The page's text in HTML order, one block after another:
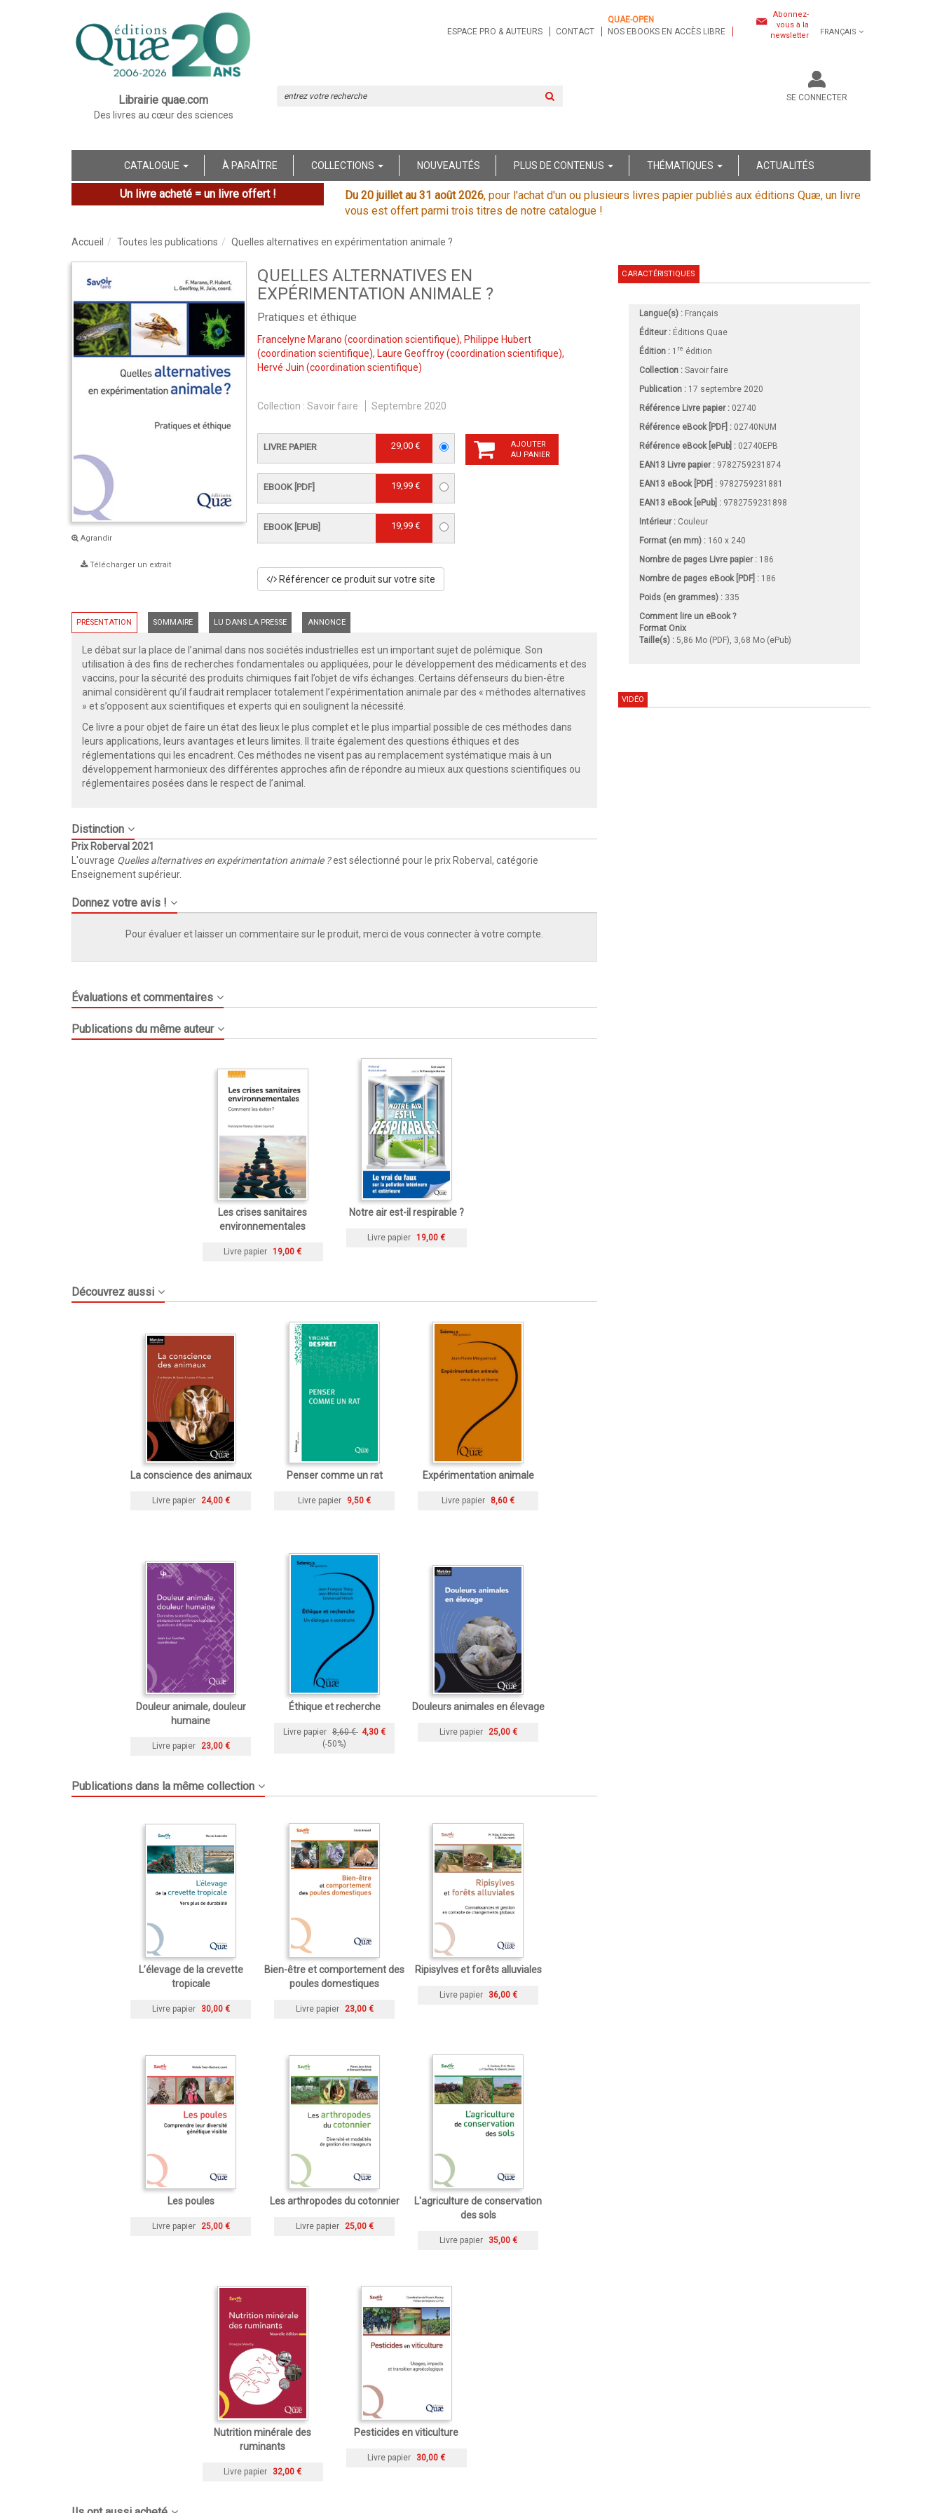
Librairie quae.com
Des livres au cœur des sciences
ESPACE PRO & AUTEURS CONTACT
QUAE-OPEN
NOS EBOOKS EN ACCÈS LIBRE
Abonnez-
vous à la
newsletter
FRANÇAIS
SE CONNECTER
CATALOGUE À PARAÎTRE COLLECTIONS NOUVEAUTÉS PLUS DE CONTENUS THÉMATIQUES ACTUALITÉS
Un livre acheté = un livre offert ! Du 20 juillet au 31 août 2026, pour l'achat d'un ou plusieurs livres papier publiés aux éditions Quæ, un livre
vous est offert parmi trois titres de notre catalogue !
Accueil Toutes les publications Quelles alternatives en expérimentation animale ?
Agrandir
Télécharger un extrait
QUELLES ALTERNATIVES EN
EXPÉRIMENTATION ANIMALE ?
Pratiques et éthique
Francelyne Marano (coordination scientifique), Philippe Hubert
(coordination scientifique), Laure Geoffroy(coordination scientifique),
Hervé Juin (coordination scientifique)
Collection : Savoir faire Septembre 2020
LIVRE PAPIER 29,00 €
EBOOK [PDF] 19,99 €
EBOOK [EPUB] 19,99 €
AJOUTER
AU PANIER
Référencer ce produit sur votre site
PRÉSENTATION SOMMAIRE LU DANS LA PRESSE ANNONCE
Le débat sur la place de l’animal dans nos sociétés industrielles est un important sujet de polémique. Son
utilisation à des fins de recherches fondamentales ou appliquées, pour le développement des médicaments et des
vaccins, pour la sécurité des produits chimiques fait l’objet de vifs échanges. Certains défenseurs du bien-être
animal considèrent qu’il faudrait remplacer totalement l’expérimentation animale par des « méthodes alternatives
» et s’opposent aux scientifiques et experts qui en soulignent la nécessité.
Ce livre a pour objet de faire un état des lieux le plus complet et le plus impartial possible de ces méthodes dans
leurs applications, leurs avantages et leurs limites. Il traite également des questions éthiques et des
réglementations qui les encadrent. Ces méthodes ne visent pas au remplacement systématique mais à un
développement harmonieux des différentes approches afin de répondre au mieux aux questions scientifiques ou
réglementaires posées dans le respect de l’animal.
Distinction
Prix Roberval 2021
L'ouvrage Quelles alternatives en expérimentation animale ?est sélectionné pour le prix Roberval, catégorie
Enseignement supérieur.
Donnez votre avis !
Pour évaluer et laisser un commentaire sur le produit, merci de vous connecter à votre compte.
Évaluations et commentaires
Publications du même auteur
Les crises sanitaires
environnementales
Livre papier 19,00 €
Notre air est-il respirable ?
Livre papier 19,00 €
Découvrez aussi
La conscience des animaux
Livre papier 24,00 €
Penser comme un rat
Livre papier 9,50 €
Expérimentation animale
Livre papier 8,60 €
Douleur animale, douleur
humaine
Livre papier 23,00 €
Éthique et recherche
Livre papier 8,60 € 4,30 €
(-50%)
Douleurs animales en élevage
Livre papier 25,00 €
Publications dans la même collection
L’élevage de la crevette
tropicale
Livre papier 30,00 €
Bien-être et comportement des
poules domestiques
Livre papier 23,00 €
Ripisylves et forêts alluviales
Livre papier 36,00 €
Les poules
Livre papier 25,00 €
Les arthropodes du cotonnier
Livre papier 25,00 €
L'agriculture de conservation
des sols
Livre papier 35,00 €
Nutrition minérale des
ruminants
Livre papier 32,00 €
Pesticides en viticulture
Livre papier 30,00 €
CARACTÉRISTIQUES
Langue(s) : Français
Éditeur : Éditions Quae
Édition : 1 re édition
Collection : Savoir faire
Publication : 17 septembre 2020
Référence Livre papier : 02740
Référence eBook [PDF] : 02740NUM
Référence eBook [ePub] : 02740EPB
EAN13 Livre papier : 9782759231874
EAN13 eBook [PDF] : 9782759231881
EAN13 eBook [ePub] : 9782759231898
Intérieur : Couleur
Format (en mm) : 160 x 240
Nombre de pages Livre papier: 186
Nombre de pages eBook [PDF] : 186
Poids (en grammes) : 335
Comment lire un eBook ?
Format Onix
Taille(s) : 5,86 Mo (PDF), 3,68 Mo (ePub)
VIDÉO